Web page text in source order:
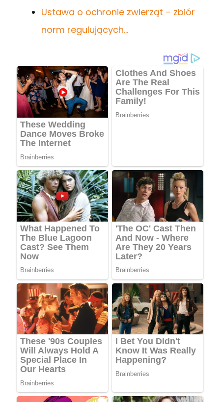
Ustawa o ochronie zwierząt – zbiór
norm regulujących…